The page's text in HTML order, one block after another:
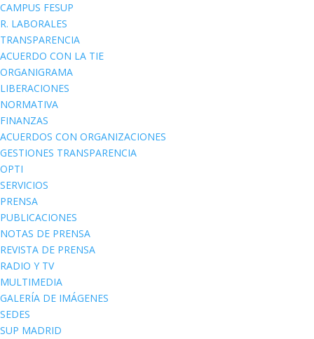
CAMPUS FESUP
R. LABORALES
TRANSPARENCIA
ACUERDO CON LA TIE
ORGANIGRAMA
LIBERACIONES
NORMATIVA
FINANZAS
ACUERDOS CON ORGANIZACIONES
GESTIONES TRANSPARENCIA
OPTI
SERVICIOS
PRENSA
PUBLICACIONES
NOTAS DE PRENSA
REVISTA DE PRENSA
RADIO Y TV
MULTIMEDIA
GALERÍA DE IMÁGENES
SEDES
SUP MADRID